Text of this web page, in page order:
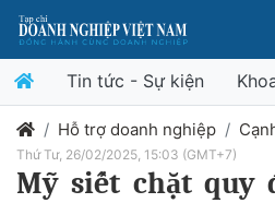
Tin tức - Sự kiện
Hỗ trợ doanh nghiệp
Thứ Tư, 26/02/2025, 15:03 (GMT+7)
Mỹ siết chặt quy